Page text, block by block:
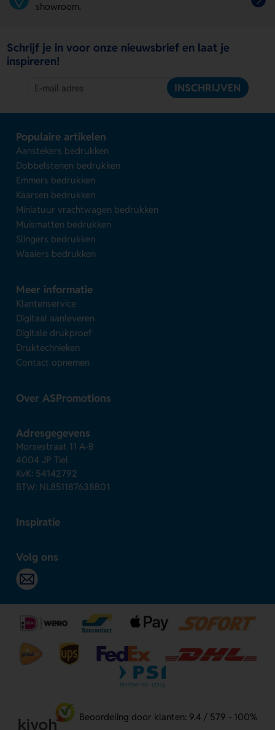
showroom.
Schrijf je in voor onze nieuwsbrief en laat je
inspireren!
INSCHRIJVEN
Populaire artikelen
Aanstekers bedrukken
Dobbelstenen bedrukken
Emmers bedrukken
Kaarsen bedrukken
Miniatuur vrachtwagen bedrukken
Muismatten bedrukken
Slingers bedrukken
Waaiers bedrukken
Meer informatie
Klantenservice
Digitaal aanleveren
Digitale drukproef
Druktechnieken
Contact opnemen
Over ASPromotions
Adresgegevens
Morsestraat 11 A-B
4004 JP Tiel
KvK: 54142792
BTW: NL851187638B01
Inspiratie
Volg ons
Beoordeling door klanten: 9.4 / 579 - 100%